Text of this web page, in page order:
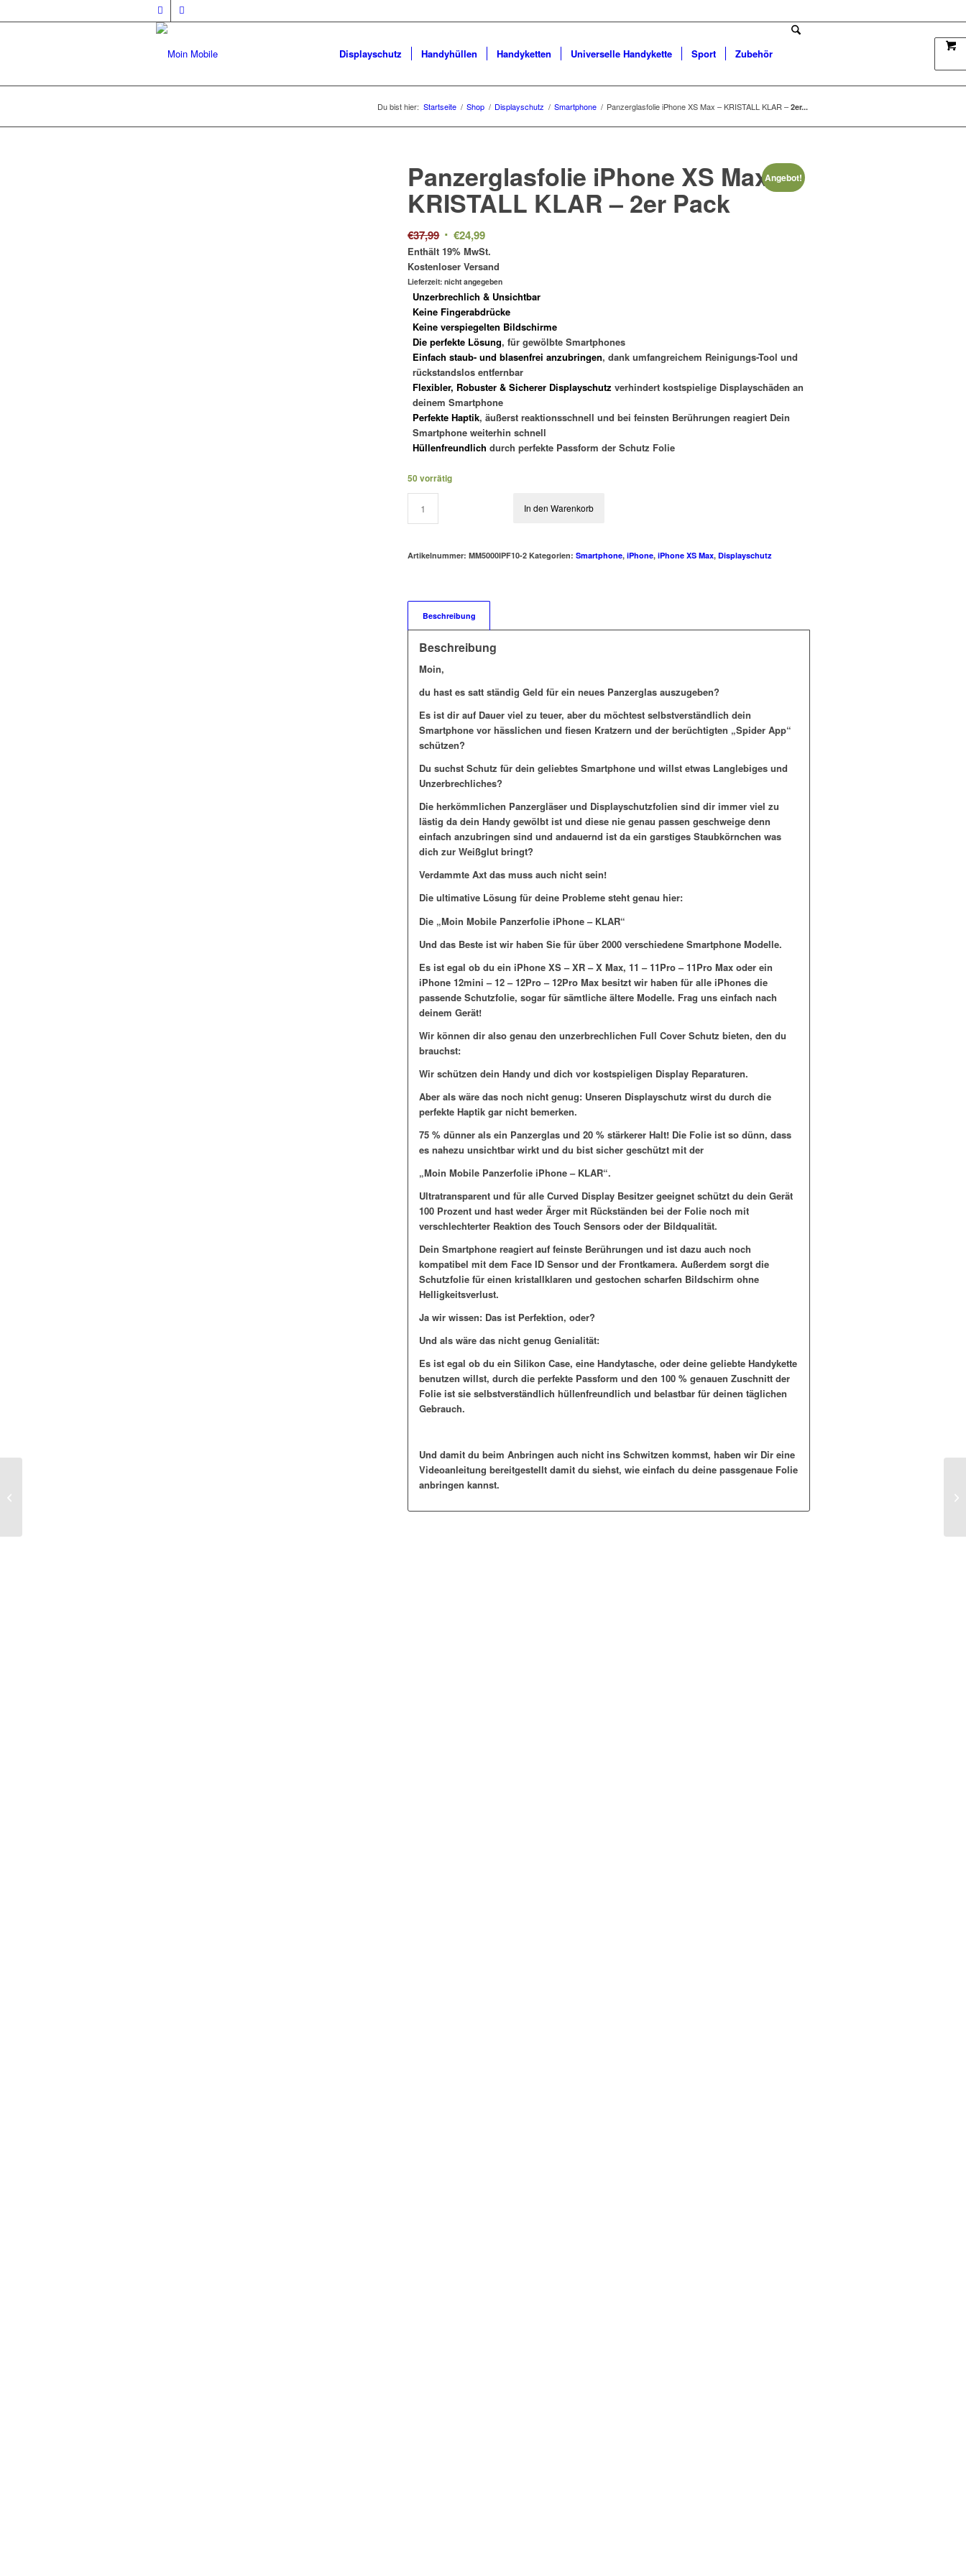
Displayschutz Handyhüllen Handyketten Universelle Handykette Sport Zubehör
Du bist hier: Startseite / Shop / Displayschutz / Smartphone / Panzerglasfolie iPhone XS Max – KRISTALL KLAR – 2er...
Angebot!
Panzerglasfolie iPhone XS Max –
KRISTALL KLAR – 2er Pack
€37,99 Ursprünglicher
Preis
war:
€37,99
€24,99Aktueller
Preis
ist:
€24,99.
Enthält 19% MwSt.
Kostenloser Versand
Lieferzeit: nicht angegeben
Unzerbrechlich & Unsichtbar
Keine Fingerabdrücke
Keine verspiegelten Bildschirme
Die perfekte Lösung, für gewölbte Smartphones
Einfach staub- und blasenfrei anzubringen, dank umfangreichem Reinigungs-Tool und
rückstandslos entfernbar
Flexibler, Robuster & Sicherer Displayschutz verhindert kostspielige Displayschäden an
deinem Smartphone
Perfekte Haptik, äußerst reaktionsschnell und bei feinsten Berührungen reagiert Dein
Smartphone weiterhin schnell
Hüllenfreundlich durch perfekte Passform der Schutz Folie
50 vorrätig
In den Warenkorb
Artikelnummer:MM5000IPF10-2 Kategorien:Smartphone,iPhone,iPhone XS Max,Displayschutz
Beschreibung
Beschreibung
Moin,
du hast es satt ständig Geld für ein neues Panzerglas auszugeben?
Es ist dir auf Dauer viel zu teuer, aber du möchtest selbstverständlich dein
Smartphone vor hässlichen und fiesen Kratzern und der berüchtigten „Spider App“
schützen?
Du suchst Schutz für dein geliebtes Smartphone und willst etwas Langlebiges und
Unzerbrechliches?
Die herkömmlichen Panzergläser und Displayschutzfolien sind dir immer viel zu
lästig da dein Handy gewölbt ist und diese nie genau passen geschweige denn
einfach anzubringen sind und andauernd ist da ein garstiges Staubkörnchen was
dich zur Weißglut bringt?
Verdammte Axt das muss auch nicht sein!
Die ultimative Lösung für deine Probleme steht genau hier:
Die „Moin Mobile Panzerfolie iPhone – KLAR“
Und das Beste ist wir haben Sie für über 2000 verschiedene Smartphone Modelle.
Es ist egal ob du ein iPhone XS – XR – X Max, 11 – 11Pro – 11Pro Max oder ein
iPhone 12mini – 12 – 12Pro – 12Pro Max besitzt wir haben für alle iPhones die
passende Schutzfolie, sogar für sämtliche ältere Modelle. Frag uns einfach nach
deinem Gerät!
Wir können dir also genau den unzerbrechlichen Full Cover Schutz bieten, den du
brauchst:
Wir schützen dein Handy und dich vor kostspieligen Display Reparaturen.
Aber als wäre das noch nicht genug: Unseren Displayschutz wirst du durch die
perfekte Haptik gar nicht bemerken.
75 % dünner als ein Panzerglas und 20 % stärkerer Halt! Die Folie ist so dünn, dass
es nahezu unsichtbar wirkt und du bist sicher geschützt mit der
„Moin Mobile Panzerfolie iPhone – KLAR“.
Ultratransparent und für alle Curved Display Besitzer geeignet schützt du dein Gerät
100 Prozent und hast weder Ärger mit Rückständen bei der Folie noch mit
verschlechterter Reaktion des Touch Sensors oder der Bildqualität.
Dein Smartphone reagiert auf feinste Berührungen und ist dazu auch noch
kompatibel mit dem Face ID Sensor und der Frontkamera. Außerdem sorgt die
Schutzfolie für einen kristallklaren und gestochen scharfen Bildschirm ohne
Helligkeitsverlust.
Ja wir wissen: Das ist Perfektion, oder?
Und als wäre das nicht genug Genialität:
Es ist egal ob du ein Silikon Case, eine Handytasche, oder deine geliebte Handykette
benutzen willst, durch die perfekte Passform und den 100 % genauen Zuschnitt der
Folie ist sie selbstverständlich hüllenfreundlich und belastbar für deinen täglichen
Gebrauch.
Und damit du beim Anbringen auch nicht ins Schwitzen kommst, haben wir Dir eine
Videoanleitung bereitgestellt damit du siehst, wie einfach du deine passgenaue Folie
anbringen kannst.